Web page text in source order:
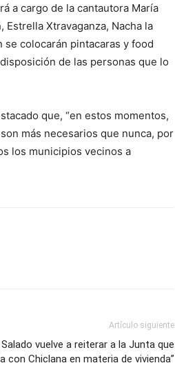
a cargo de la cantautora María
Estrella Xtravaganza, Nacha la
se colocarán pintacaras y food
de las personas que lo
que, “en estos momentos,
más necesarios que nunca, por
los municipios vecinos a
Artículo siguiente
vuelve a reiterar a la Junta que
con Chiclana en materia de vivienda”